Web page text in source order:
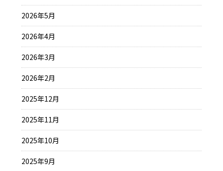
2026年5月
2026年4月
2026年3月
2026年2月
2025年12月
2025年11月
2025年10月
2025年9月